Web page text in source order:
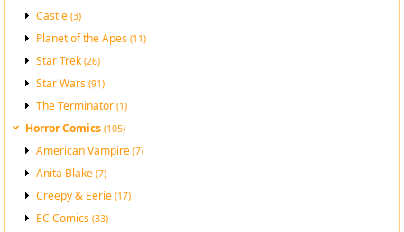
Castle(3)
Planet of the Apes(11)
Star Trek(26)
Star Wars(91)
The Terminator(1)
Horror Comics(105)
American Vampire(7)
Anita Blake(7)
Creepy & Eerie(17)
EC Comics(33)